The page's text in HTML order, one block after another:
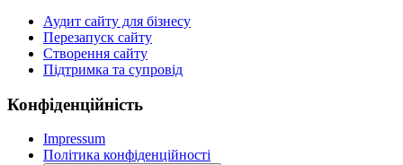
Аудит сайту для бізнесу
Перезапуск сайту
Створення сайту
Підтримка та супровід
Конфіденційність
Impressum
Політика конфіденційності